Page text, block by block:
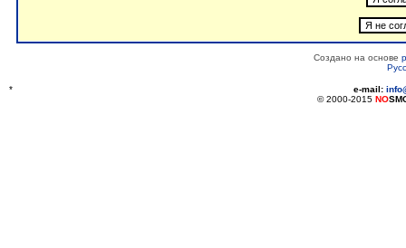
Создано на основе
* e-mail:
© 2000-2015 NO